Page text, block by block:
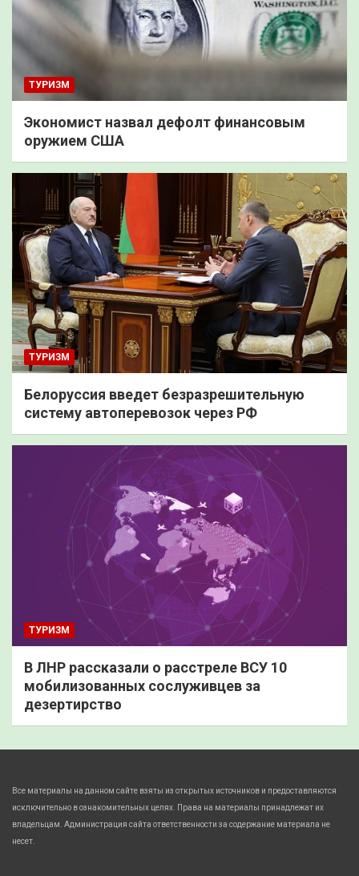
ТУРИЗМ
Экономист назвал дефолт финансовым
оружием США
ТУРИЗМ
Белоруссия введет безразрешительную
систему автоперевозок через РФ
ТУРИЗМ
В ЛНР рассказали о расстреле ВСУ 10
мобилизованных сослуживцев за
дезертирство
Все материалы на данном сайте взяты из открытых источников и предоставляются
исключительно в ознакомительных целях. Права на материалы принадлежат их
владельцам. Администрация сайта ответственности за содержание материала не
несет.